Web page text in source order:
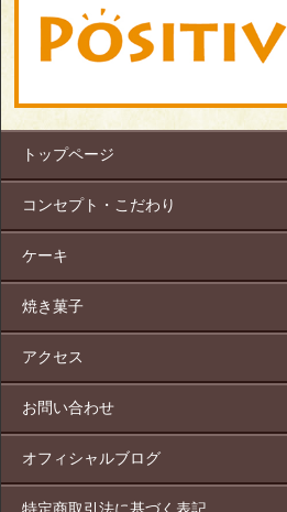
トップページ
コンセプト・こだわり
ケーキ
焼き菓子
アクセス
お問い合わせ
オフィシャルブログ